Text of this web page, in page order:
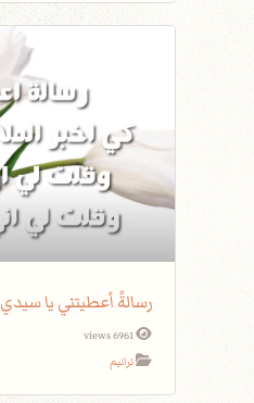
رسالةً أعطيتني يا سيدي
6961 views
ترانيم